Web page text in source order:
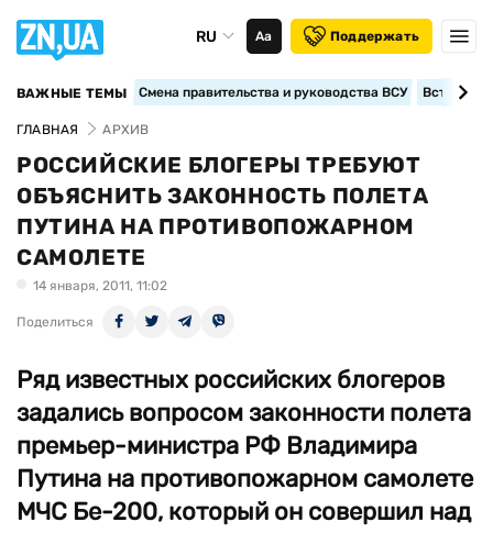
RU Аа Поддержать
ВАЖНЫЕ ТЕМЫ Смена правительства и руководства ВСУ
ГЛАВНАЯ АРХИВ
РОССИЙСКИЕ БЛОГЕРЫ ТРЕБУЮТ
ОБЪЯСНИТЬ ЗАКОННОСТЬ ПОЛЕТА
ПУТИНА НА ПРОТИВОПОЖАРНОМ
САМОЛЕТЕ
14 января, 2011, 11:02
Поделиться
Ряд известных российских блогеров
задались вопросом законности полета
премьер-министра РФ Владимира
Путина на противопожарном самолете
МЧС Бе-200, который он совершил над